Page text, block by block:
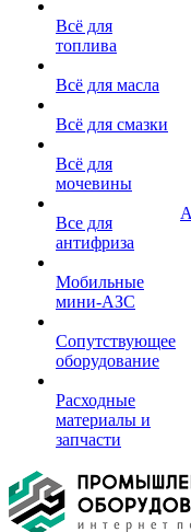
Всё для
топлива
Всё для масла
Всё для смазки
Всё для
мочевины
Все для
антифриза
Мобильные
мини-АЗС
Сопутствующее
оборудование
Расходные
материалы и
запчасти